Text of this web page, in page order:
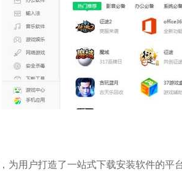
用户打造了一站式下载安装软件的平台